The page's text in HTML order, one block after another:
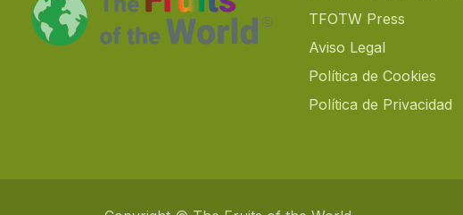
TFOTW Press
Aviso Legal
Política de Cookies
Política de Privacidad